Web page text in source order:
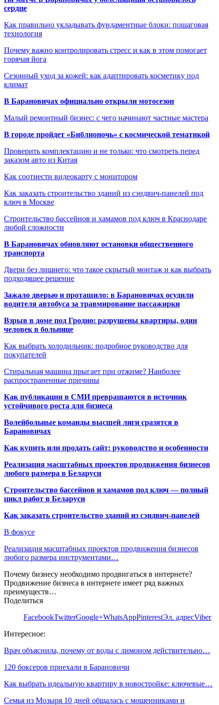
сердце
Как правильно укладывать фундаментные блоки: пошаговая
технология
Почему важно контролировать стресс и как в этом помогает
горячая йога
Сезонный уход за кожей: как адаптировать косметику под
климат
В Барановичах официально открыли мотосезон
Малый ремонтный бизнес: с чего начинают частные мастера
В городе пройдет «Библионочь» с космической тематикой
Проверить комплектацию и не только: что смотреть перед
заказом авто из Китая
Как соотнести видеокарту с монитором
Как заказать строительство зданий из сэндвич-панелей под
ключ в Москве
Строительство бассейнов и хамамов под ключ в Краснодаре
любой сложности
В Барановичах обновляют остановки общественного
транспорта
Двери без лишнего: что такое скрытый монтаж и как выбрать
подходящее решение
Зажало дверью и протащило: в Барановичах осудили
водителя автобуса за травмирование пассажирки
Взрыв в доме под Гродно: разрушены квартиры, один
человек в больнице
Как выбрать холодильник: подробное руководство для
покупателей
Стиральная машина прыгает при отжиме? Наиболее
распространенные причины
Как публикации в СМИ превращаются в источник
устойчивого роста для бизнеса
Волейбольные команды высшей лиги сразятся в
Барановичах
Как купить или продать сайт: руководство и особенности
Реализация масштабных проектов продвижения бизнесов
любого размера в Беларуси
Строительство бассейнов и хамамов под ключ — полный
цикл работ в Беларуси
Как заказать строительство зданий из сэндвич-панелей
В фокусе
Реализация масштабных проектов продвижения бизнесов
любого размера инструментами…
Почему бизнесу необходимо продвигаться в интернете?
Продвижение бизнеса в интернете имеет ряд важных
преимуществ…
Поделиться
FacebookTwitterGoogle+WhatsAppPinterestЭл. адресViber
Интересное:
Врач объяснила, почему от воды с лимоном действительно…
120 боксеров приехали в Барановичи
Как выбрать идеальную квартиру в новостройке: ключевые…
Семья из Мозыря 10 дней общалась с мошенниками и